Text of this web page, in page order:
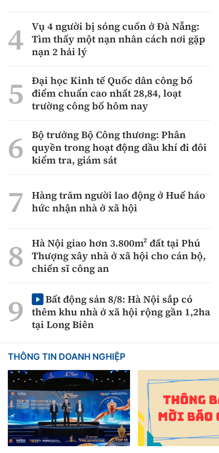
Vụ 4 người bị sóng cuốn ở Đà Nẵng:
Tìm thấy một nạn nhân cách nơi gặp
nạn 2 hải lý
Đại học Kinh tế Quốc dân công bố
điểm chuẩn cao nhất 28,84, loạt
trường công bố hôm nay
Bộ trưởng Bộ Công thương: Phân
quyền trong hoạt động dầu khí đi đôi
kiểm tra, giám sát
Hàng trăm người lao động ở Huế háo
hức nhận nhà ở xã hội
Hà Nội giao hơn 3.800m² đất tại Phú
Thượng xây nhà ở xã hội cho cán bộ,
chiến sĩ công an
Bất động sản 8/8: Hà Nội sắp có
thêm khu nhà ở xã hội rộng gần 1,2ha
tại Long Biên
THÔNG TIN DOANH NGHIỆP